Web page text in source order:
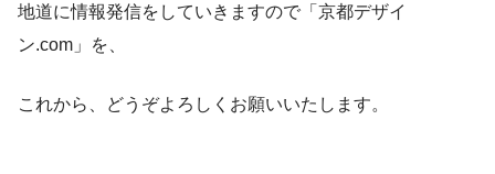
地道に情報発信をしていきますので「京都デザイ
ン.com」を、
これから、どうぞよろしくお願いいたします。